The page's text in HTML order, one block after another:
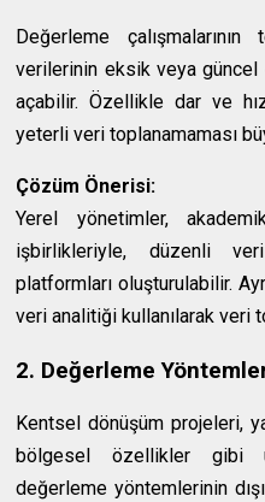
Değerleme
verilerinin eksik veya güncel
açabilir. Özellikle dar ve
yeterli veri toplanamaması
Çözüm Önerisi:
Yerel yönetimler,
işbirlikleriyle, düzenli
platformları oluşturulabilir.
veri analitiği kullanılarak veri
2. Değerleme
Kentsel dönüşüm projeleri,
bölgesel özellikler gibi
değerleme yöntemlerinin